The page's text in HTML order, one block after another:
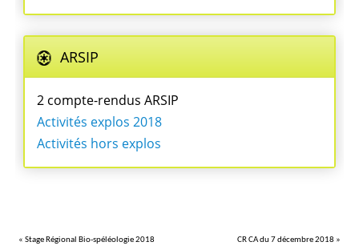
ARSIP
2 compte-rendus ARSIP
Activités explos 2018
Activités hors explos
« Stage Régional Bio-spéléologie 2018 CR CA du 7 décembre 2018 »